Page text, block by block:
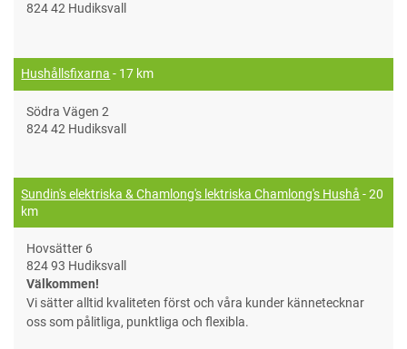
824 42 Hudiksvall
Hushållsfixarna - 17 km
Södra Vägen 2
824 42 Hudiksvall
Sundin's elektriska & Chamlong's lektriska Chamlong's Hushå - 20
km
Hovsätter 6
824 93 Hudiksvall
Välkommen!
Vi sätter alltid kvaliteten först och våra kunder kännetecknar
oss som pålitliga, punktliga och flexibla.